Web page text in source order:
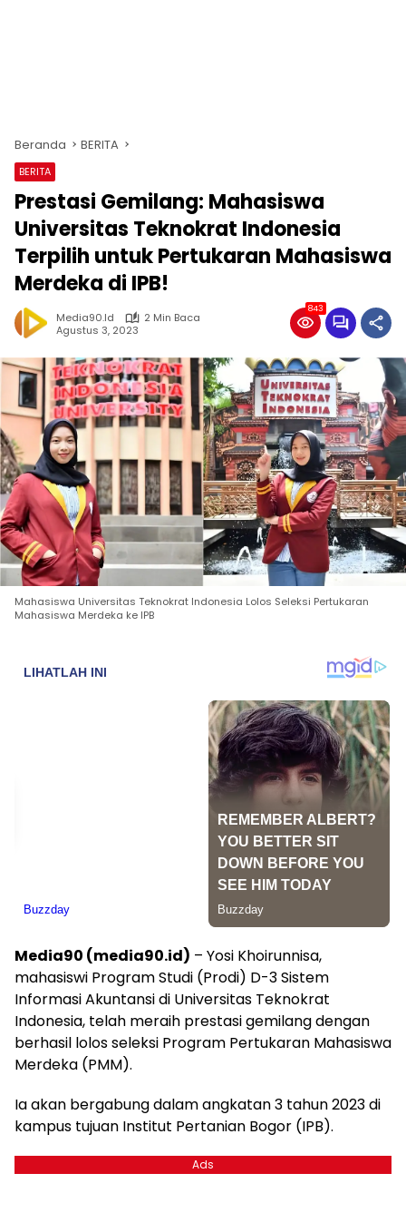
Beranda BERITA
BERITA
Prestasi Gemilang: Mahasiswa
Universitas Teknokrat Indonesia
Terpilih untuk Pertukaran Mahasiswa
Merdeka di IPB!
Media90.id
2 Min Baca
Agustus 3, 2023
843
Mahasiswa Universitas Teknokrat Indonesia Lolos Seleksi Pertukaran
Mahasiswa Merdeka ke IPB
Media90 (media90.id) – Yosi Khoirunnisa,
mahasiswi Program Studi (Prodi) D-3 Sistem
Informasi Akuntansi di Universitas Teknokrat
Indonesia, telah meraih prestasi gemilang dengan
berhasil lolos seleksi Program Pertukaran Mahasiswa
Merdeka (PMM).
Ia akan bergabung dalam angkatan 3 tahun 2023 di
kampus tujuan Institut Pertanian Bogor (IPB).
Ads